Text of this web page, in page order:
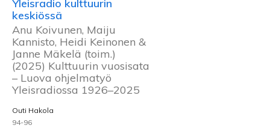
Yleisradio kulttuurin
keskiössä
Anu Koivunen, Maiju
Kannisto, Heidi Keinonen &
Janne Mäkelä (toim.)
(2025) Kulttuurin vuosisata
– Luova ohjelmatyö
Yleisradiossa 1926–2025
Outi Hakola
94-96